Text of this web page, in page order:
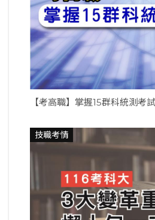
【考高職】掌握15群科統測考試
技職考情